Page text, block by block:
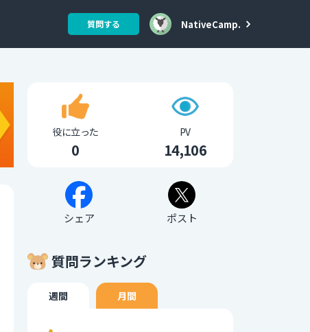
質問する NativeCamp.
役に立った
0
PV
14,106
シェア ポスト
質問ランキング
週間 月間